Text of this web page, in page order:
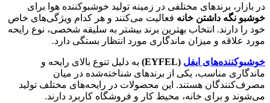
در بازار، برندهای مختلفی در زمینه تولید خوشبوکننده هوا برای
خوشبو نگه داشتن خانه فعالیت می‌کنند و هر کدام ویژگی‌های خاص
خود را دارند. انتخاب بهترین برند بیشتر به سلیقه شخصی، نوع رایحه
مورد علاقه و میزان ماندگاری مورد انتظار بستگی دارد.
خوشبوکننده‌های ایفل (EYFEL)
به دلیل تنوع بالای رایحه و
ماندگاری مناسب، یکی از برندهای شناخته‌شده در میان
مصرف‌کنندگان هستند. این محصولات در رایحه‌های مختلف تولید
می‌شوند و برای خانه، محیط کار و فروشگاه کاربرد دارند.